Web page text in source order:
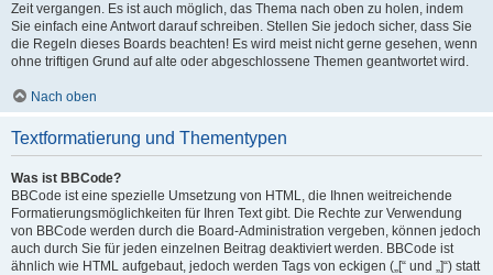
Zeit vergangen. Es ist auch möglich, das Thema nach oben zu holen, indem
Sie einfach eine Antwort darauf schreiben. Stellen Sie jedoch sicher, dass Sie
die Regeln dieses Boards beachten! Es wird meist nicht gerne gesehen, wenn
ohne triftigen Grund auf alte oder abgeschlossene Themen geantwortet wird.
Nach oben
Textformatierung und Thementypen
Was ist BBCode?
BBCode ist eine spezielle Umsetzung von HTML, die Ihnen weitreichende
Formatierungsmöglichkeiten für Ihren Text gibt. Die Rechte zur Verwendung
von BBCode werden durch die Board-Administration vergeben, können jedoch
auch durch Sie für jeden einzelnen Beitrag deaktiviert werden. BBCode ist
ähnlich wie HTML aufgebaut, jedoch werden Tags von eckigen („[“ und „]“) statt